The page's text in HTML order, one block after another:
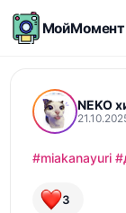
МойМомент
NEKO
#miakanayuri
3